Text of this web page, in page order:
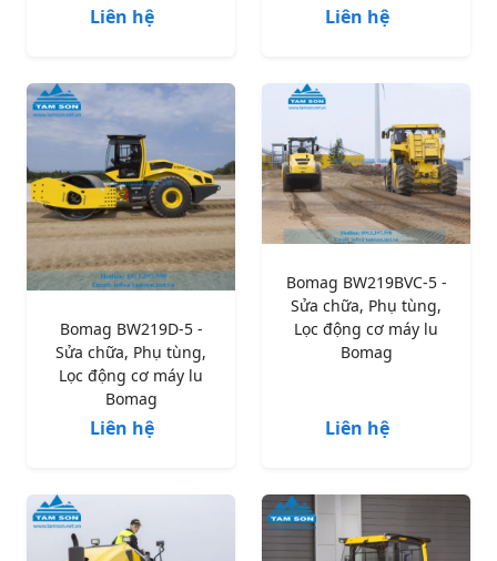
Liên hệ Liên hệ
Bomag BW219D-5 -
Sửa chữa, Phụ tùng,
Lọc động cơ máy lu
Bomag
Liên hệ
Bomag BW219BVC-5 -
Sửa chữa, Phụ tùng,
Lọc động cơ máy lu
Bomag
Liên hệ